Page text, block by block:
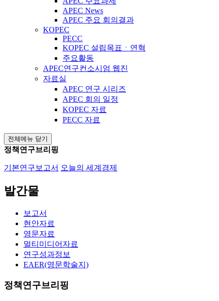
APEC News
APEC 주요 회의결과
KOPEC
PECC
KOPEC 설립목표ㆍ연혁
주요활동
APEC연구컨소시엄 웹진
자료실
APEC 연구 시리즈
APEC 회의 일정
KOPEC 자료
PECC 자료
전체메뉴 닫기
정책연구브리핑
기본연구보고서 오늘의 세계경제
발간물
보고서
현안자료
영문자료
멀티미디어자료
연구성과정보
EAER(영문학술지)
정책연구브리핑